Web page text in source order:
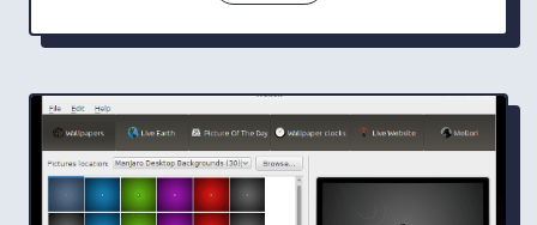
Jour
Vers
La
Version
17.3